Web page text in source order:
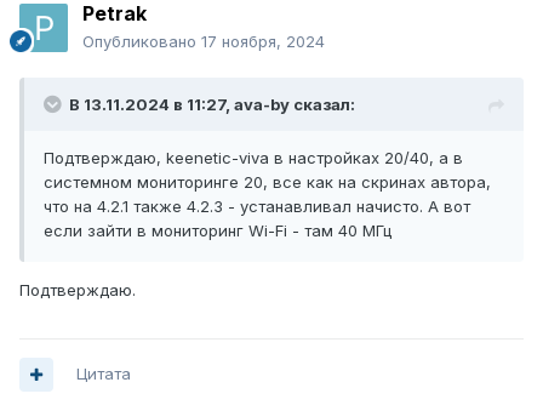
Petrak
Опубликовано 17 ноября, 2024
В 13.11.2024 в 11:27, ava-by сказал:
Подтверждаю, keenetic-viva в настройках 20/40, а в
системном мониторинге 20, все как на скринах автора,
что на 4.2.1 также 4.2.3 - устанавливал начисто. А вот
если зайти в мониторинг Wi-Fi - там 40 МГц
Подтверждаю.
Цитата